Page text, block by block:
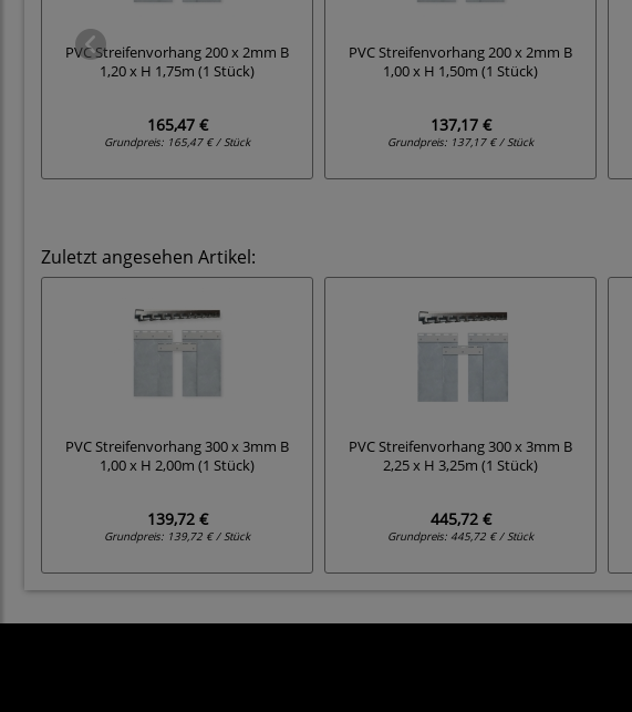
PVC Streifenvorhang 200 x 2mm B
1,20 x H 1,75m (1 Stück)
165,47 €
Grundpreis: 165,47 € / Stück
PVC Streifenvorhang 200 x 2mm B
1,00 x H 1,50m (1 Stück)
137,17 €
Grundpreis: 137,17 € / Stück
Zuletzt angesehen Artikel:
PVC Streifenvorhang 300 x 3mm B
1,00 x H 2,00m (1 Stück)
139,72 €
Grundpreis: 139,72 € / Stück
PVC Streifenvorhang 300 x 3mm B
2,25 x H 3,25m (1 Stück)
445,72 €
Grundpreis: 445,72 € / Stück